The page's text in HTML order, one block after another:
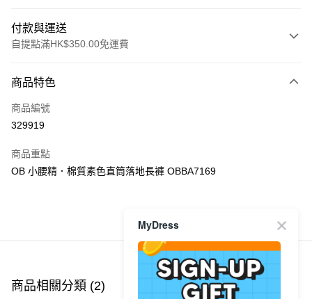
付款與運送
自提點滿HK$350.00免運費
信用卡
Apple Pay
PayMe
每筆HK$40.00，滿HK$350.00或以上免運費
付款後順豐站及營業點
商品特色
商品編號
329919
商品重點
OB 小腰精．棉質素色直筒落地長褲 OBBA7169
商品推薦
商品相關分類 (2)
MyDress